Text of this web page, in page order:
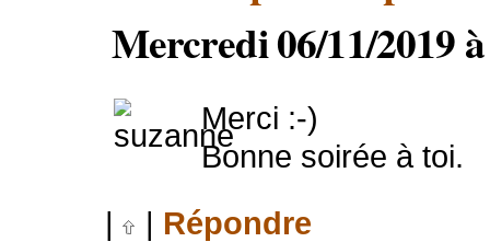
Mercredi 06/11/2019
Merci :-)
Bonne soirée à toi.
|
| Répondre